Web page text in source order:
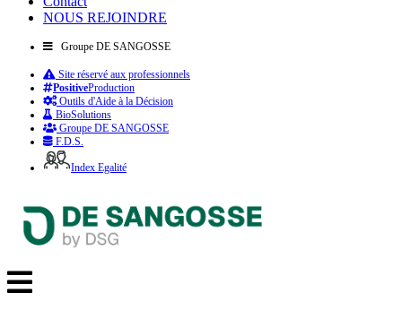
NOUS REJOINDRE
Groupe DE SANGOSSE
Site réservé aux professionnels
PositiveProduction
Outils d'Aide à la Décision
BioSolutions
Groupe DE SANGOSSE
F.D.S.
Index Egalité